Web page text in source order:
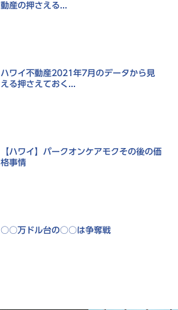
動産の押さえる...
ハワイ不動産2021年7月のデータから見
える押さえておく...
【ハワイ】パークオンケアモクその後の価
格事情
○○万ドル台の○○は争奪戦